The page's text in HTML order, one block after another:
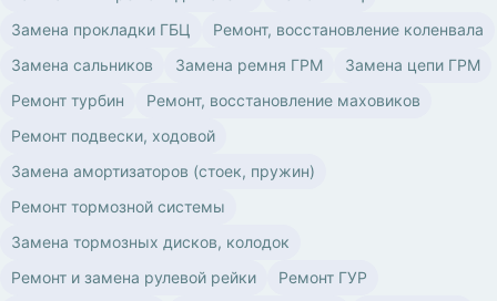
Замена прокладки ГБЦ
Ремонт, восстановление коленвала
Замена сальников
Замена ремня ГРМ
Замена цепи ГРМ
Ремонт турбин
Ремонт, восстановление маховиков
Ремонт подвески, ходовой
Замена амортизаторов (стоек, пружин)
Ремонт тормозной системы
Замена тормозных дисков, колодок
Ремонт и замена рулевой рейки
Ремонт ГУР